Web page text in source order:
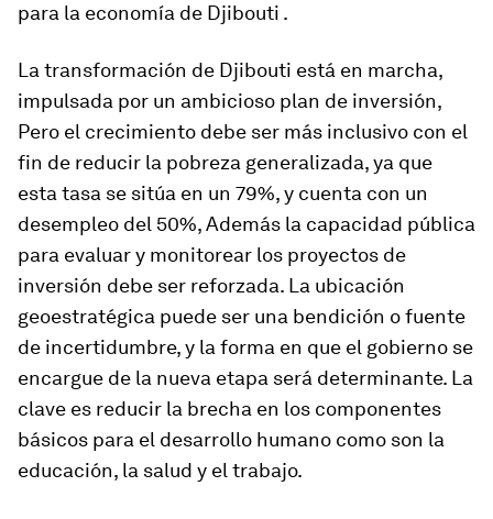
para la economía de Djibouti .
La transformación de Djibouti está en marcha,
impulsada por un ambicioso plan de inversión,
Pero el crecimiento debe ser más inclusivo con el
fin de reducir la pobreza generalizada, ya que
esta tasa se sitúa en un 79%, y cuenta con un
desempleo del 50%, Además la capacidad pública
para evaluar y monitorear los proyectos de
inversión debe ser reforzada. La ubicación
geoestratégica puede ser una bendición o fuente
de incertidumbre, y la forma en que el gobierno se
encargue de la nueva etapa será determinante. La
clave es reducir la brecha en los componentes
básicos para el desarrollo humano como son la
educación, la salud y el trabajo.